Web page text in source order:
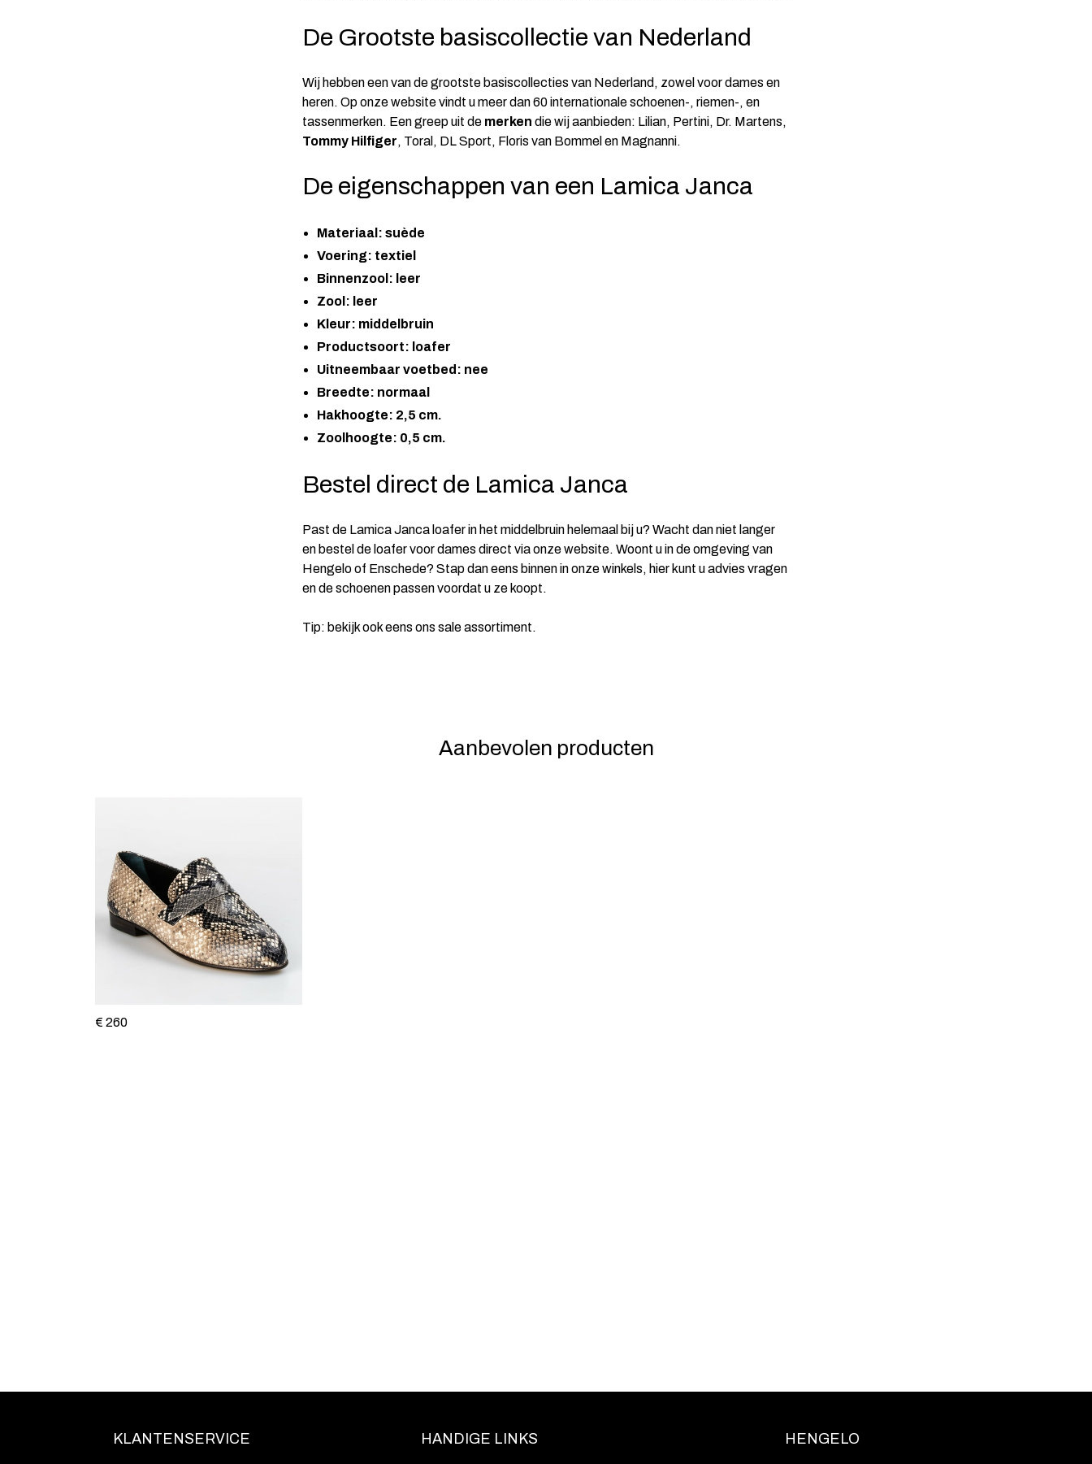
De Grootste basiscollectie van Nederland
Wij hebben een van de grootste basiscollecties van Nederland, zowel voor dames en
heren. Op onze website vindt u meer dan 60 internationale schoenen-, riemen-, en
tassenmerken. Een greep uit de merken die wij aanbieden: Lilian, Pertini, Dr. Martens,
Tommy Hilfiger, Toral, DL Sport, Floris van Bommel en Magnanni.
De eigenschappen van een Lamica Janca
Materiaal: suède
Voering: textiel
Binnenzool: leer
Zool: leer
Kleur: middelbruin
Productsoort: loafer
Uitneembaar voetbed: nee
Breedte: normaal
Hakhoogte: 2,5 cm.
Zoolhoogte: 0,5 cm.
Bestel direct de Lamica Janca
Past de Lamica Janca loafer in het middelbruin helemaal bij u? Wacht dan niet langer
en bestel de loafer voor dames direct via onze website. Woont u in de omgeving van
Hengelo of Enschede? Stap dan eens binnen in onze winkels, hier kunt u advies vragen
en de schoenen passen voordat u ze koopt.
Tip: bekijk ook eens ons sale assortiment.
Aanbevolen producten
€ 260
KLANTENSERVICE HANDIGE LINKS HENGELO